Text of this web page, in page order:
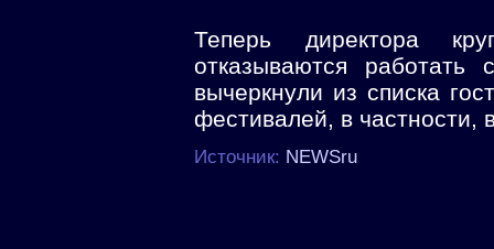
Теперь директора
отказываются
вычеркнули из списка
фестивалей, в
Источник: NEWSru